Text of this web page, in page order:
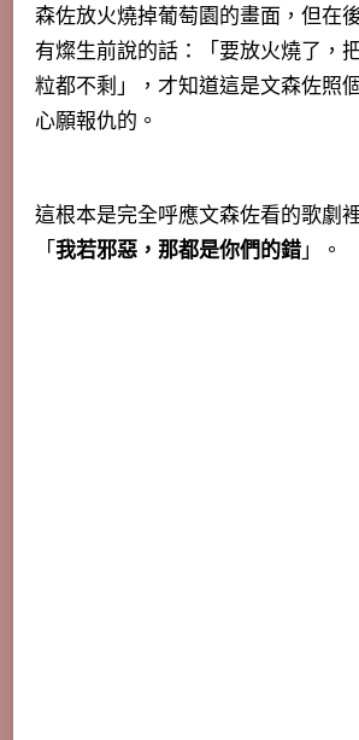
森佐放火燒掉葡萄園的畫面，但在
有燦生前說的話：「要放火燒了，
粒都不剩」，才知道這是文森佐照
心願報仇的。
這根本是完全呼應文森佐看的歌劇
「我若邪惡，那都是你們的錯」。